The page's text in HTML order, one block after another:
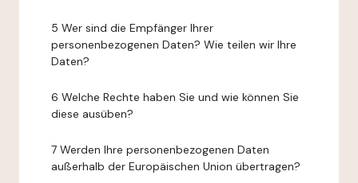
5 Wer sind die Empfänger Ihrer
personenbezogenen Daten? Wie teilen wir Ihre
Daten?
6 Welche Rechte haben Sie und wie können Sie
diese ausüben?
7 Werden Ihre personenbezogenen Daten
außerhalb der Europäischen Union übertragen?